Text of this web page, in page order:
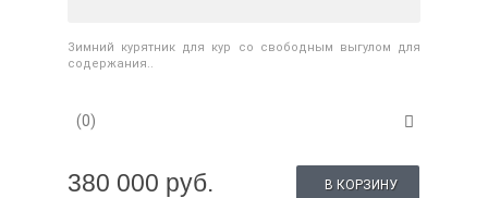
Зимний курятник для кур со свободным выгулом для
содержания..
(0)
380 000 руб. В КОРЗИНУ